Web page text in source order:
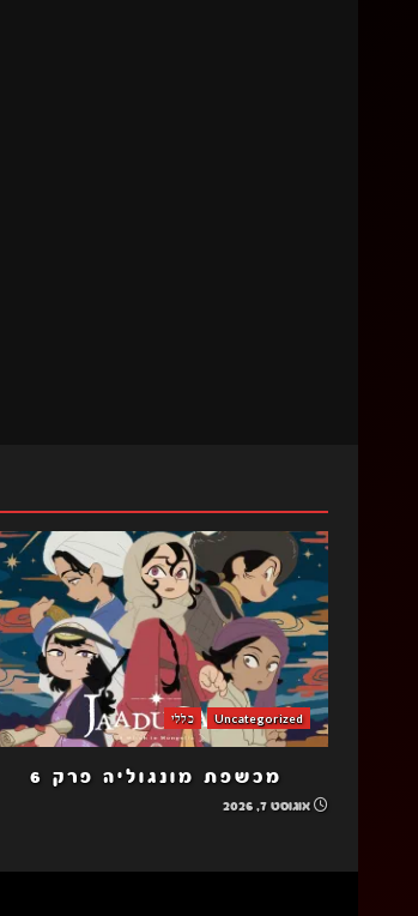
Uncategorized כללי
מכשפת מונגוליה פרק 6
אוגוסט 7, 2026